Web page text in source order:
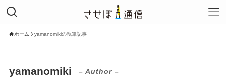
ホーム yamanomikiの執筆記事
yamanomiki – Author –